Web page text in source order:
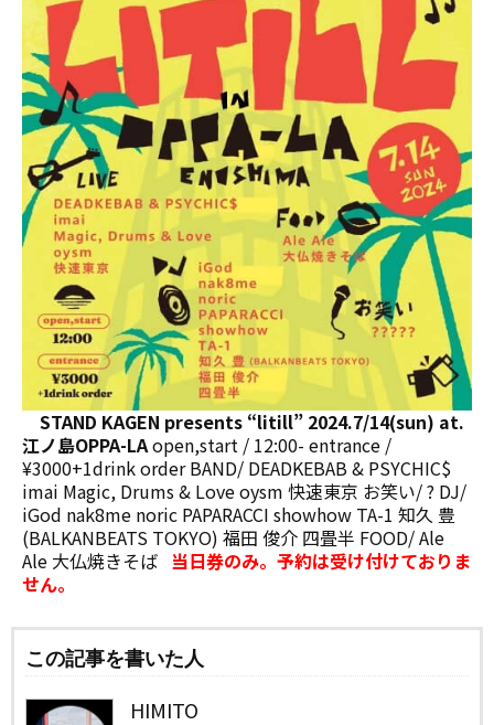
STAND KAGEN presents “litill” 2024.7/14(sun) at.
江ノ島OPPA-LAopen,start / 12:00- entrance /
¥3000+1drink order BAND/ DEADKEBAB & PSYCHIC$
imai Magic, Drums & Love oysm 快速東京 お笑い/ ⁇? DJ/
iGod nak8me noric PAPARACCI showhow TA-1 知久 豊
(BALKANBEATS TOKYO) 福田 俊介 四畳半 FOOD/ Ale
Ale 大仏焼きそば 当日券のみ。予約は受け付けておりま
せん。
この記事を書いた人
HIMITO